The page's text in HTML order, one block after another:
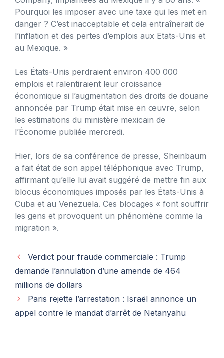
Pourquoi les imposer avec une taxe qui les met en
danger ? C’est inacceptable et cela entraînerait de
l’inflation et des pertes d’emplois aux Etats-Unis et
au Mexique. »
Les États-Unis perdraient environ 400 000
emplois et ralentiraient leur croissance
économique si l’augmentation des droits de douane
annoncée par Trump était mise en œuvre, selon
les estimations du ministère mexicain de
l’Économie publiée mercredi.
Hier, lors de sa conférence de presse, Sheinbaum
a fait état de son appel téléphonique avec Trump,
affirmant qu’elle lui avait suggéré de mettre fin aux
blocus économiques imposés par les États-Unis à
Cuba et au Venezuela. Ces blocages « font souffrir
les gens et provoquent un phénomène comme la
migration ».
Verdict pour fraude commerciale : Trump
demande l’annulation d’une amende de 464
millions de dollars
Paris rejette l’arrestation : Israël annonce un
appel contre le mandat d’arrêt de Netanyahu